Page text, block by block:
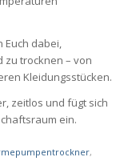
Euch dabei,
zu trocknen – von
Kleidungsstücken.
zeitlos und fügt sich
ein.
,